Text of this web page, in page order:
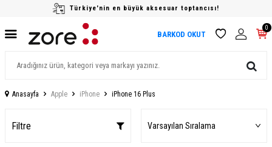
Türkiye'nin en büyük aksesuar toptancısı!
BARKOD OKUT
0
Anasayfa Apple iPhone iPhone 16 Plus
Filtre